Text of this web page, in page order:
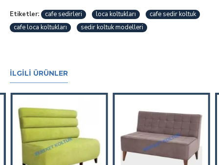
Etiketler: cafe sedirleri loca koltukları
cafe sedir koltuk
cafe loca koltukları
sedir koltuk modelleri
İLGILI ÜRÜNLER